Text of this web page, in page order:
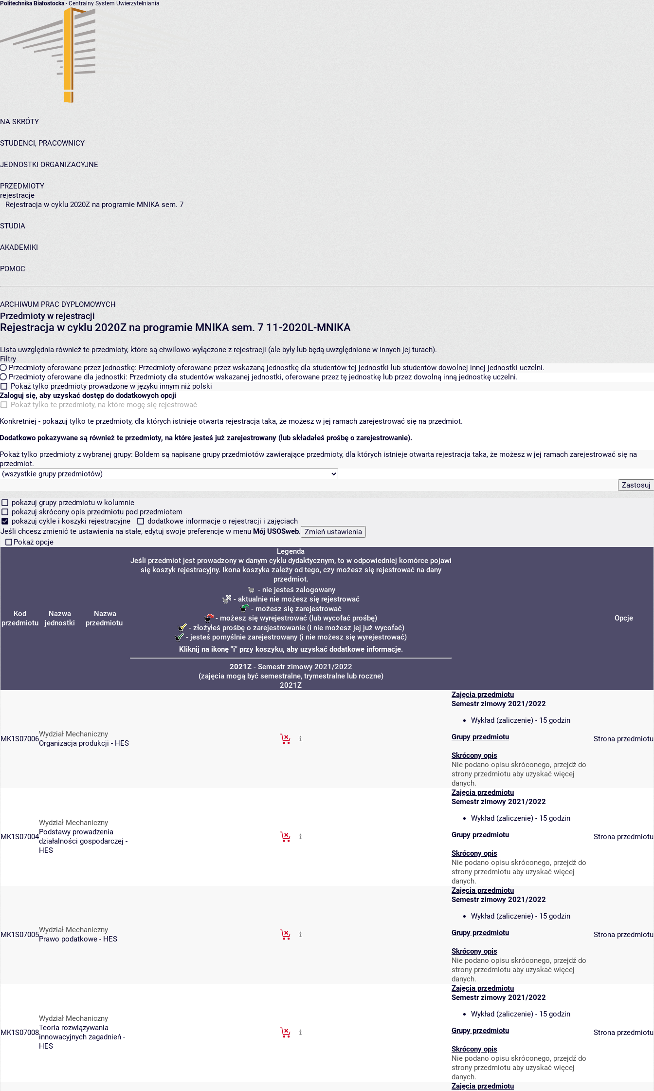
Politechnika Białostocka - Centralny System Uwierzytelniania
NA SKRÓTY
STUDENCI, PRACOWNICY
JEDNOSTKI ORGANIZACYJNE
PRZEDMIOTY
rejestracje
Rejestracja w cyklu 2020Z na programie MNIKA sem. 7
STUDIA
AKADEMIKI
POMOC
ARCHIWUM PRAC DYPLOMOWYCH
Przedmioty w rejestracji
Rejestracja w cyklu 2020Z na programie MNIKA sem. 7 11-2020L-MNIKA
Lista uwzględnia również te przedmioty, które są chwilowo wyłączone z rejestracji (ale były lub będą uwzględnione w innych jej turach).
Filtry
Przedmioty oferowane przez jednostkę: Przedmioty oferowane przez wskazaną jednostkę dla studentów tej jednostki lub studentów dowolnej innej jednostki uczelni.
Przedmioty oferowane dla jednostki: Przedmioty dla studentów wskazanej jednostki, oferowane przez tę jednostkę lub przez dowolną inną jednostkę uczelni.
Pokaż tylko przedmioty prowadzone w języku innym niż polski
Zaloguj się, aby uzyskać dostęp do dodatkowych opcji
Pokaż tylko te przedmioty, na które mogę się rejestrować
Konkretniej - pokazuj tylko te przedmioty, dla których istnieje otwarta rejestracja taka, że możesz w jej ramach zarejestrować się na przedmiot.
Dodatkowo pokazywane są również te przedmioty, na które jesteś już zarejestrowany (lub składałeś prośbę o zarejestrowanie).
Pokaż tylko przedmioty z wybranej grupy: Boldem są napisane grupy przedmiotów zawierające przedmioty, dla których istnieje otwarta rejestracja taka, że możesz w jej ramach zarejestrować się na
przedmiot.
pokazuj grupy przedmiotu w kolumnie
pokazuj skrócony opis przedmiotu pod przedmiotem
pokazuj cykle i koszyki rejestracyjne
dodatkowe informacje o rejestracji i zajęciach
Jeśli chcesz zmienić te ustawienia na stałe, edytuj swoje preferencje w menu Mój USOSweb.
Pokaż opcje
Kod
przedmiotu
Nazwa
jednostki
Nazwa
przedmiotu
Legenda
Jeśli przedmiot jest prowadzony w danym cyklu dydaktycznym, to w odpowiedniej komórce pojawi
się koszyk rejestracyjny. Ikona koszyka zależy od tego, czy możesz się rejestrować na dany
przedmiot.
- nie jesteś zalogowany
- aktualnie nie możesz się rejestrować
- możesz się zarejestrować
- możesz się wyrejestrować (lub wycofać prośbę)
- złożyłeś prośbę o zarejestrowanie (i nie możesz jej już wycofać)
- jesteś pomyślnie zarejestrowany (i nie możesz się wyrejestrować)
Kliknij na ikonę "i" przy koszyku, aby uzyskać dodatkowe informacje.
2021Z- Semestr zimowy 2021/2022
(zajęcia mogą być semestralne, trymestralne lub roczne)
Opcje
2021Z
MK1S07006
Wydział Mechaniczny
Organizacja produkcji - HES
Zajęcia przedmiotu
Semestr zimowy 2021/2022
Wykład (zaliczenie) - 15 godzin
Grupy przedmiotu
Skrócony opis
Nie podano opisu skróconego, przejdź do
strony przedmiotu aby uzyskać więcej
danych.
Strona przedmiotu
MK1S07004
Wydział Mechaniczny
Podstawy prowadzenia
działalności gospodarczej -
HES
Zajęcia przedmiotu
Semestr zimowy 2021/2022
Wykład (zaliczenie) - 15 godzin
Grupy przedmiotu
Skrócony opis
Nie podano opisu skróconego, przejdź do
strony przedmiotu aby uzyskać więcej
danych.
Strona przedmiotu
MK1S07005
Wydział Mechaniczny
Prawo podatkowe - HES
Zajęcia przedmiotu
Semestr zimowy 2021/2022
Wykład (zaliczenie) - 15 godzin
Grupy przedmiotu
Skrócony opis
Nie podano opisu skróconego, przejdź do
strony przedmiotu aby uzyskać więcej
danych.
Strona przedmiotu
MK1S07008
Wydział Mechaniczny
Teoria rozwiązywania
innowacyjnych zagadnień -
HES
Zajęcia przedmiotu
Semestr zimowy 2021/2022
Wykład (zaliczenie) - 15 godzin
Grupy przedmiotu
Skrócony opis
Nie podano opisu skróconego, przejdź do
strony przedmiotu aby uzyskać więcej
danych.
Strona przedmiotu
Zajęcia przedmiotu